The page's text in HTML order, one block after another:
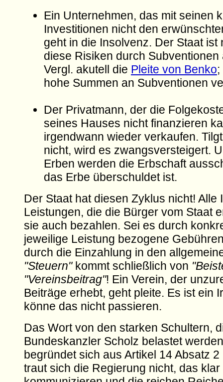
Ein Unternehmen, das mit seinen
Investitionen nicht den
geht in die Insolvenz. Der Staat ist
diese Risiken durch
Vergl. akutell die Pleite von Benko
hohe Summen an Subventionen
Der Privatmann, der die
seines Hauses nicht finanzieren
irgendwann wieder verkaufen.
nicht, wird es zwangsversteigert.
Erben werden die Erbschaft
das Erbe überschuldet ist.
Der Staat hat diesen Zyklus nicht! Alle
Leistungen, die die Bürger vom Staat
sie auch bezahlen. Sei es durch
jeweilige Leistung bezogene
durch die Einzahlung in den
"Steuern"kommt schließlich von
"Vereinsbeitrag"! Ein Verein, der
Beiträge erhebt, geht pleite. Es ist ein
könne das nicht passieren.
Das Wort von den starken Schultern,
Bundeskanzler Scholz belastet
begründet sich aus Artikel 14 Absatz
traut sich die Regierung nicht, das klar